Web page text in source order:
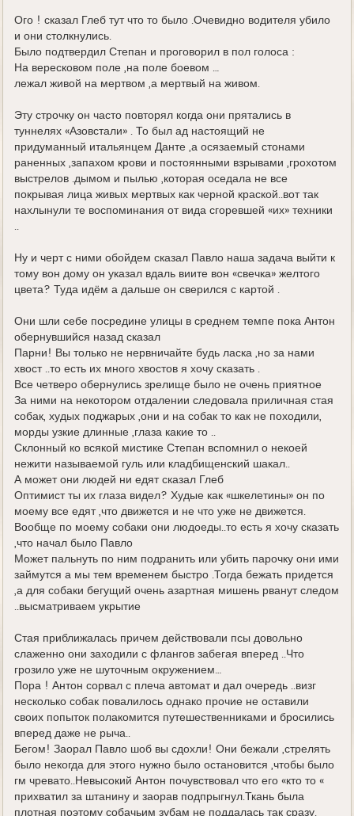
Ого ! сказал Глеб тут что то было .Очевидно водителя убило
и они столкнулись.
Было подтвердил Степан и проговорил в пол голоса :
На вересковом поле ,на поле боевом …
лежал живой на мертвом ,а мертвый на живом.
Эту строчку он часто повторял когда они прятались в
туннелях «Азовстали» . То был ад настоящий не
придуманный итальянцем Данте ,а осязаемый стонами
раненных ,запахом крови и постоянными взрывами ,грохотом
выстрелов .дымом и пылью ,которая оседала не все
покрывая лица живых мертвых как черной краской..вот так
нахлынули те воспоминания от вида сгоревшей «их» техники
..
Ну и черт с ними обойдем сказал Павло наша задача выйти к
тому вон дому он указал вдаль виите вон «свечка» желтого
цвета? Туда идём а дальше он сверился с картой .
Они шли себе посредине улицы в среднем темпе пока Антон
обернувшийся назад сказал
Парни! Вы только не нервничайте будь ласка ,но за нами
хвост ..то есть их много хвостов я хочу сказать .
Все четверо обернулись зрелище было не очень приятное
За ними на некотором отдалении следовала приличная стая
собак, худых поджарых ,они и на собак то как не походили,
морды узкие длинные ,глаза какие то ..
Склонный ко всякой мистике Степан вспомнил о некоей
нежити называемой гуль или кладбищенский шакал..
А может они людей ни едят сказал Глеб
Оптимист ты их глаза видел? Худые как «шкелетины» он по
моему все едят ,что движется и не что уже не движется.
Вообще по моему собаки они людоеды..то есть я хочу сказать
,что начал было Павло
Может пальнуть по ним подранить или убить парочку они ими
займутся а мы тем временем быстро .Тогда бежать придется
,а для собаки бегущий очень азартная мишень рванут следом
..высматриваем укрытие
Стая приближалась причем действовали псы довольно
слаженно они заходили с флангов забегая вперед ..Что
грозило уже не шуточным окружением…
Пора ! Антон сорвал с плеча автомат и дал очередь ..визг
несколько собак повалилось однако прочие не оставили
своих попыток полакомится путешественниками и бросились
вперед даже не рыча..
Бегом! Заорал Павло шоб вы сдохли! Они бежали ,стрелять
было некогда для этого нужно было остановится ,чтобы было
гм чревато..Невысокий Антон почувствовал что его «кто то «
прихватил за штанину и заорав подпрыгнул.Ткань была
плотная поэтому собачьим зубам не поддалась так сразу.